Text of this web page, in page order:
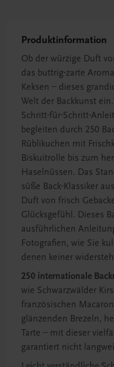
Produktinformation
Ob der würzige Duft
das buttrig-zarte
Keksen – dieses
Welt der Backkunst
Schritt-für-Schritt-
begleiten durch 250
Rüblikuchen mit
Biskuitrolle bis zum
Haselnüssen. Das
süße Back-Klassiker
Duft von frisch
Glücksgefühl. Dieses
ausführlichen
Fotografien, wie Sie
denen keiner
250 internationale
wie Schwarzwälder
französischen
glänzenden Brezeln,
Tarte – mit dieser
garantiert nicht